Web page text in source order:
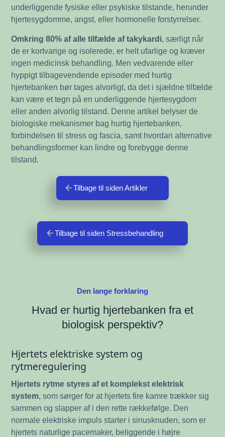
underliggende fysiske eller psykiske tilstande, herunder
hjertesygdomme, angst, eller hormonelle forstyrrelser.
Omkring 80% af alle tilfælde af takykardi, særligt når
de er kortvarige og isolerede, er helt ufarlige og kræver
ingen medicinsk behandling. Men vedvarende eller
hyppigt tilbagevendende episoder med hurtig
hjertebanken bør tages alvorligt, da det i sjældne tilfælde
kan være et tegn på en underliggende hjertesygdom
eller anden alvorlig tilstand. Denne artikel belyser de
biologiske mekanismer bag hurtig hjertebanken,
forbindelsen til stress og fascia, samt hvordan alternative
behandlingsformer kan lindre og forebygge denne
tilstand.
Tilbage til siden Artikler
Tilbage til siden Stressbehandling
Den lange forklaring
Hvad er hurtig hjertebanken fra et
biologisk perspektiv?
Hjertets elektriske system og
rytmeregulering
Hjertets rytme styres af et komplekst elektrisk
system, som sørger for at hjertets fire kamre trækker sig
sammen og slapper af i den rette rækkefølge. Den
normale elektriske impuls starter i sinusknuden, som er
hjertets naturlige pacemaker, beliggende i højre